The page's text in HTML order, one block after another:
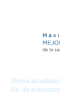
Última
No. de